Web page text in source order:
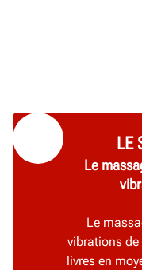
LE
Le
Le
vibrations de
livres en